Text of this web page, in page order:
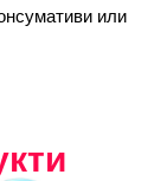
или